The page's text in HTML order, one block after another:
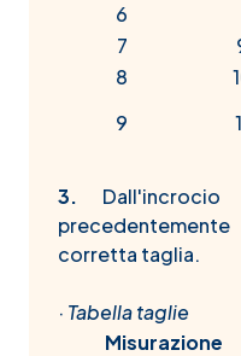
6
7
8
9
3. Dall'incrocio
corretta taglia.
· Tabella taglie
Misurazione